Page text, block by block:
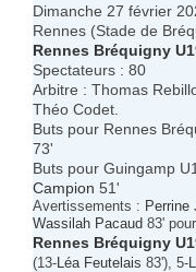
Dimanche 27 février
Rennes (Stade de
Rennes Bréquigny
Spectateurs : 80
Arbitre : Thomas
Théo Codet.
Buts pour Rennes
73'
Buts pour Guingamp
Campion 51'
Avertissements : Perrine
Wassilah Pacaud 83'
Rennes Bréquigny
(13- Léa Feutelais 83'), 5-